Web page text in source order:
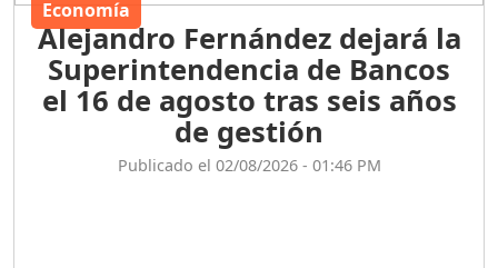
Alejandro Fernández dejará la
Superintendencia de Bancos
el 16 de agosto tras seis años
de gestión
Publicado el 02/08/2026 - 01:46 PM